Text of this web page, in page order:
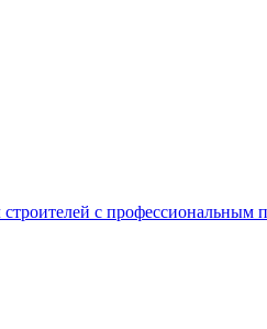
с профессиональным